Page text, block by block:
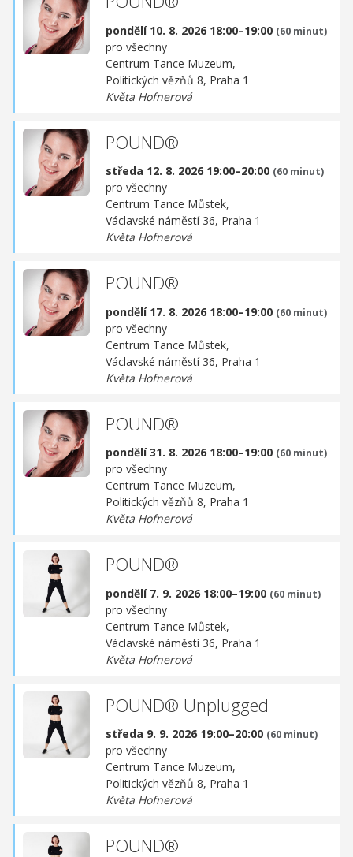
pondělí 10. 8. 2026 18:00–19:00 (60 minut)
pro všechny
Centrum Tance Muzeum,
Politických vězňů 8, Praha 1
Květa Hofnerová
POUND®
středa 12. 8. 2026 19:00–20:00 (60 minut)
pro všechny
Centrum Tance Můstek,
Václavské náměstí 36, Praha 1
Květa Hofnerová
POUND®
pondělí 17. 8. 2026 18:00–19:00 (60 minut)
pro všechny
Centrum Tance Můstek,
Václavské náměstí 36, Praha 1
Květa Hofnerová
POUND®
pondělí 31. 8. 2026 18:00–19:00 (60 minut)
pro všechny
Centrum Tance Muzeum,
Politických vězňů 8, Praha 1
Květa Hofnerová
POUND®
pondělí 7. 9. 2026 18:00–19:00 (60 minut)
pro všechny
Centrum Tance Můstek,
Václavské náměstí 36, Praha 1
Květa Hofnerová
POUND® Unplugged
středa 9. 9. 2026 19:00–20:00 (60 minut)
pro všechny
Centrum Tance Muzeum,
Politických vězňů 8, Praha 1
Květa Hofnerová
POUND®